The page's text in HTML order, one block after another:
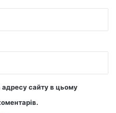
адресу сайту в цьому